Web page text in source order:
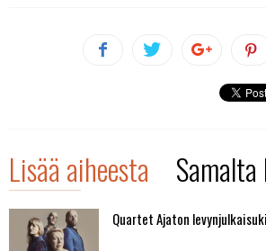
Lisää aiheesta
Quartet Ajaton